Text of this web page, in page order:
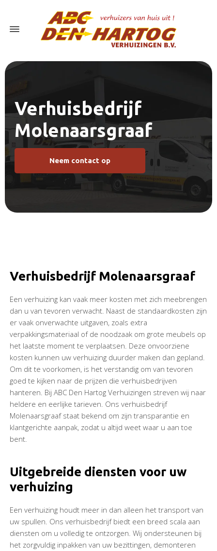
Verhuisbedrijf
Molenaarsgraaf
Neem contact op
Verhuisbedrijf Molenaarsgraaf
Een verhuizing kan vaak meer kosten met zich meebrengen
dan u van tevoren verwacht. Naast de standaardkosten zijn
er vaak onverwachte uitgaven, zoals extra
verpakkingsmateriaal of de noodzaak om grote meubels op
het laatste moment te verplaatsen. Deze onvoorziene
kosten kunnen uw verhuizing duurder maken dan gepland.
Om dit te voorkomen, is het verstandig om van tevoren
goed te kijken naar de prijzen die verhuisbedrijven
hanteren. Bij ABC Den Hartog Verhuizingen streven wij naar
heldere en eerlijke tarieven. Ons verhuisbedrijf
Molenaarsgraaf staat bekend om zijn transparantie en
klantgerichte aanpak, zodat u altijd weet waar u aan toe
bent.
Uitgebreide diensten voor uw
verhuizing
Een verhuizing houdt meer in dan alleen het transport van
uw spullen. Ons verhuisbedrijf biedt een breed scala aan
diensten om u volledig te ontzorgen. Wij ondersteunen bij
het zorgvuldig inpakken van uw bezittingen, demonteren